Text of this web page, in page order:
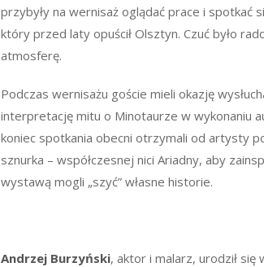
przybyły na wernisaż oglądać prace i spotkać
który przed laty opuścił Olsztyn. Czuć było
atmosferę.
Podczas wernisażu goście mieli okazję
interpretację mitu o Minotaurze w wykonaniu
koniec spotkania obecni otrzymali od artysty
sznurka – współczesnej nici Ariadny, aby
wystawą mogli „szyć” własne historie.
Andrzej Burzyński, aktor i malarz, urodził się